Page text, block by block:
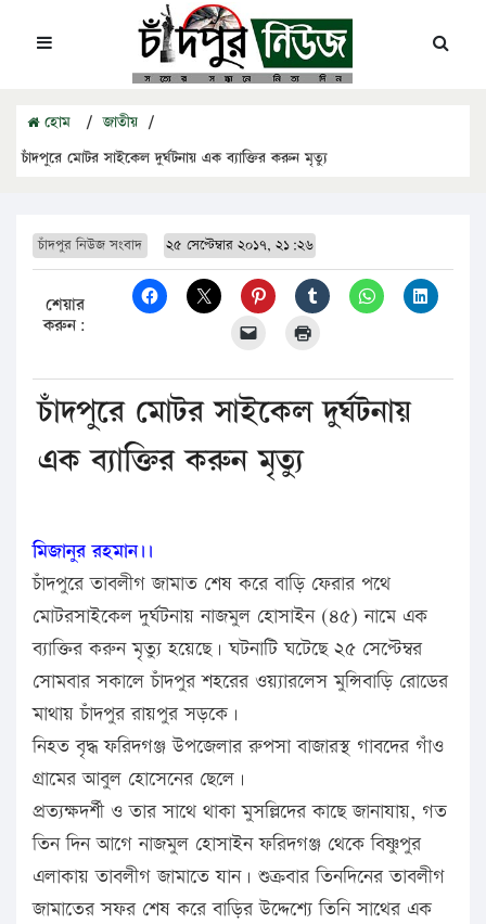
হোম / জাতীয় /
চাঁদপুরে মোটর সাইকেল দুর্ঘটনায় এক ব্যাক্তির করুন মৃত্যু
চাঁদপুর নিউজ সংবাদ ২৫ সেপ্টেম্বার ২০১৭, ২১:২৬
শেয়ার
করুন:
চাঁদপুরে মোটর সাইকেল দুর্ঘটনায়
এক ব্যাক্তির করুন মৃত্যু
মিজানুর রহমান।।
চাঁদপুরে তাবলীগ জামাত শেষ করে বাড়ি ফেরার পথে
মোটরসাইকেল দুর্ঘটনায় নাজমুল হোসাইন (৪৫) নামে এক
ব্যাক্তির করুন মৃত্যু হয়েছে। ঘটনাটি ঘটেছে ২৫ সেপ্টেম্বর
সোমবার সকালে চাঁদপুর শহরের ওয়্যারলেস মুন্সিবাড়ি রোডের
মাথায় চাঁদপুর রায়পুর সড়কে।
নিহত বৃদ্ধ ফরিদগঞ্জ উপজেলার রুপসা বাজারস্থ গাবদের গাঁও
গ্রামের আবুল হোসেনের ছেলে।
প্রত্যক্ষদর্শী ও তার সাথে থাকা মুসল্লিদের কাছে জানাযায়, গত
তিন দিন আগে নাজমুল হোসাইন ফরিদগঞ্জ থেকে বিষ্ণুপুর
এলাকায় তাবলীগ জামাতে যান। শুক্রবার তিনদিনের তাবলীগ
জামাতের সফর শেষ করে বাড়ির উদ্দেশ্যে তিনি সাথের এক